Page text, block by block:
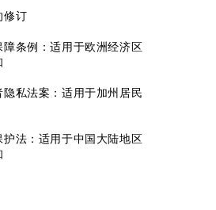
修订
障条例：适用于欧洲经济区
私法案：适用于加州居民
护法：适用于中国大陆地区